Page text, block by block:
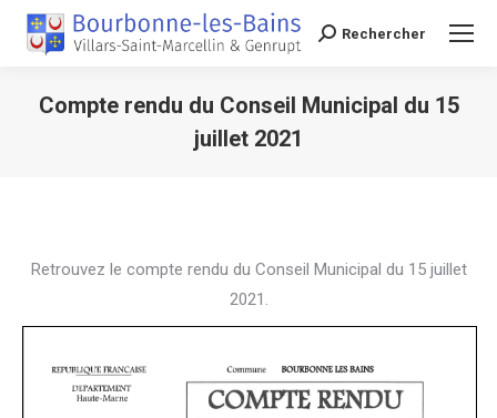
Recherche
Rechercher
Compte rendu du Conseil Municipal du 15
juillet 2021
Retrouvez le compte rendu du Conseil Municipal du 15 juillet
2021.